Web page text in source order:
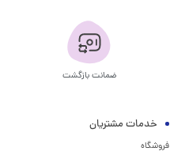
ضمانت بازگشت
خدمات مشتریان
فروشگاه